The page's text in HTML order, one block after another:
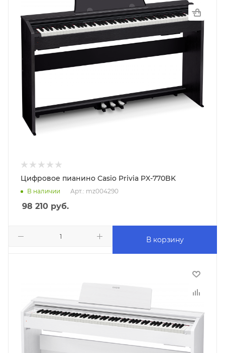
Цифровое пианино Casio Privia PX-770BK
В наличии Арт.: mz004290
98 210 руб.
В корзину